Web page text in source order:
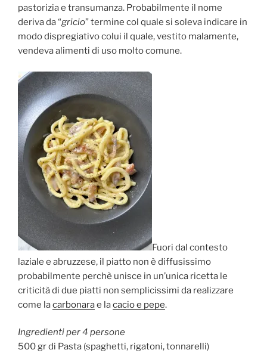
pastorizia e transumanza. Probabilmente il nome
deriva da “gricio” termine col quale si soleva indicare in
modo dispregiativo colui il quale, vestito malamente,
vendeva alimenti di uso molto comune.
Fuori dal contesto
laziale e abruzzese, il piatto non è diffusissimo
probabilmente perchè unisce in un’unica ricetta le
criticità di due piatti non semplicissimi da realizzare
come lacarbonarae lacacio e pepe.
Ingredienti per 4 persone
500 gr di Pasta (spaghetti, rigatoni, tonnarelli)